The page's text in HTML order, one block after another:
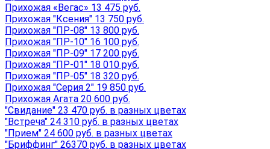
Прихожая «Вегас» 13 475 руб.
Прихожая "Ксения" 13 750 руб.
Прихожая "ПР-08" 13 800 руб.
Прихожая "ПР-10" 16 100 руб.
Прихожая "ПР-09" 17 200 руб.
Прихожая "ПР-01" 18 010 руб.
Прихожая "ПР-05" 18 320 руб.
Прихожая "Серия 2" 19 850 руб.
Прихожая Агата 20 600 руб.
"Свидание" 23 470 руб. в разных цветах
"Встреча" 24 310 руб. в разных цветах
"Прием" 24 600 руб. в разных цветах
"Бриффинг" 26370 руб. в разных цветах